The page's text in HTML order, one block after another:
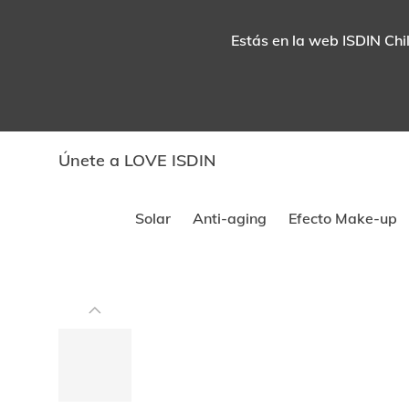
Estás en la web ISDIN
Únete a LOVE ISDIN
Solar Anti-aging Efecto Make-up
carrusel